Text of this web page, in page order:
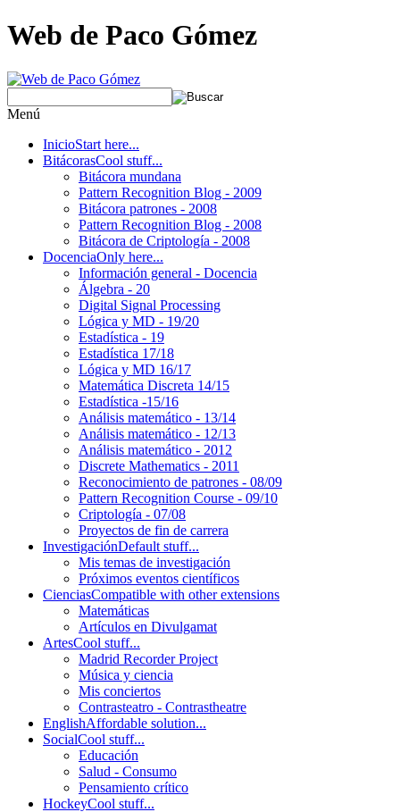
Web de Paco Gómez
Menú
InicioStart here...
BitácorasCool stuff...
Bitácora mundana
Pattern Recognition Blog - 2009
Bitácora patrones - 2008
Pattern Recognition Blog - 2008
Bitácora de Criptología - 2008
DocenciaOnly here...
Información general - Docencia
Álgebra - 20
Digital Signal Processing
Lógica y MD - 19/20
Estadística - 19
Estadística 17/18
Lógica y MD 16/17
Matemática Discreta 14/15
Estadística -15/16
Análisis matemático - 13/14
Análisis matemático - 12/13
Análisis matemático - 2012
Discrete Mathematics - 2011
Reconocimiento de patrones - 08/09
Pattern Recognition Course - 09/10
Criptología - 07/08
Proyectos de fin de carrera
InvestigaciónDefault stuff...
Mis temas de investigación
Próximos eventos científicos
CienciasCompatible with other extensions
Matemáticas
Artículos en Divulgamat
ArtesCool stuff...
Madrid Recorder Project
Música y ciencia
Mis conciertos
Contrasteatro - Contrastheatre
EnglishAffordable solution...
SocialCool stuff...
Educación
Salud - Consumo
Pensamiento crítico
HockeyCool stuff...